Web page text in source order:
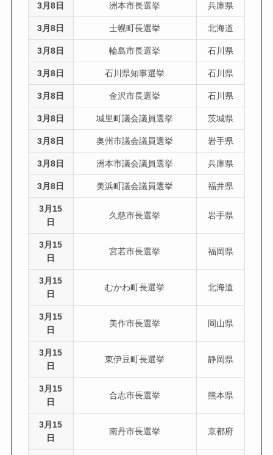
3月8日 洲本市長選挙 兵庫県
3月8日 士幌町長選挙 北海道
3月8日 輪島市長選挙 石川県
3月8日 石川県知事選挙 石川県
3月8日 金沢市長選挙 石川県
3月8日 城里町議会議員選挙 茨城県
3月8日 奥州市議会議員選挙 岩手県
3月8日 洲本市議会議員選挙 兵庫県
3月8日 美浜町議会議員選挙 福井県
3月15
日
久慈市長選挙 岩手県
3月15
日
宮若市長選挙 福岡県
3月15
日
むかわ町長選挙 北海道
3月15
日
美作市長選挙 岡山県
3月15
日
東伊豆町長選挙 静岡県
3月15
日
合志市長選挙 熊本県
3月15
日
南丹市長選挙 京都府